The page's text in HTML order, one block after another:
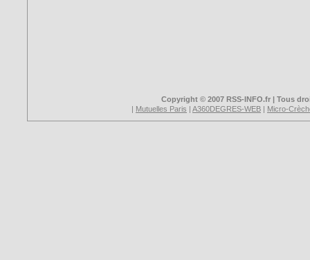
Copyright © 2007 RSS-INFO.fr | Tous
| Mutuelles Paris | A360DEGRES-WEB | Micro-